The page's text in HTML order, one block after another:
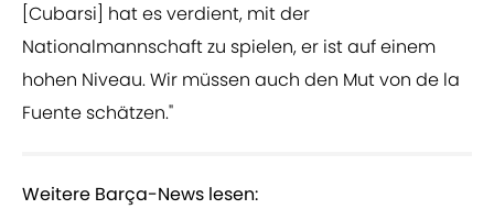
[Cubarsi] hat es verdient, mit der
Nationalmannschaft zu spielen, er ist auf einem
hohen Niveau. Wir müssen auch den Mut von de la
Fuente schätzen."
Weitere Barça-News lesen: